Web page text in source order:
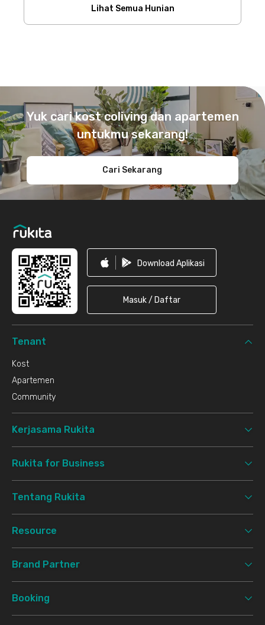
Lihat Semua Hunian
Yuk cari kost coliving dan apartemen
untukmu sekarang!
Cari Sekarang
Download Aplikasi
Masuk / Daftar
Tenant
Kost
Apartemen
Community
Kerjasama Rukita
Rukita for Business
Tentang Rukita
Resource
Brand Partner
Booking